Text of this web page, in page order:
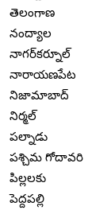
తెలంగాణ
నంద్యాల
నాగర్‌కర్నూల్
నారాయణపేట
నిజామాబాద్
నిర్మల్
పల్నాడు
పశ్చిమ గోదావరి
పిల్లలకు
పెద్దపల్లి